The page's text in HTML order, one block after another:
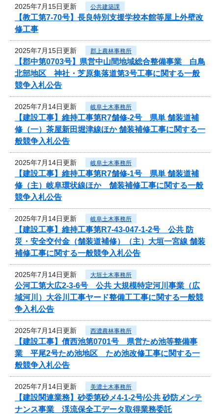
2025年7月15日更新 公共建築課
【教工第7-70号】長良特別支援学校本館等屋上外壁改
修工事
2025年7月15日更新 郡上農林事務所
【郡中第0703号】県営中山間地域総合整備事業 白鳥
北部地区 神社・芝原集落道第3号工事に関する一般
競争入札公告
2025年7月14日更新 岐阜土木事務所
【建設工事】維持工事第R7舗修-2号 県単 舗装道補
修（一）茶屋新田堀津線ほか 舗装補修工事に関する一
般競争入札公告
2025年7月14日更新 岐阜土木事務所
【建設工事】維持工事第R7舗修-1号 県単 舗装道補
修（主）岐阜環状線ほか 舗装補修工事に関する一般
競争入札公告
2025年7月14日更新 岐阜土木事務所
【建設工事】維持工事第R7-43-047-1-2号 公共 防
災・安全交付金（舗装道補修）（主）大垣一宮線 舗装
補修工事に関する一般競争入札公告
2025年7月14日更新 大垣土木事務所
公河工第大広2-3-6号 公共 大規模特定河川事業（広
域河川）大谷川工事ヤード整備工工事に関する一般競
争入札公告
2025年7月14日更新 西濃農林事務所
【建設工事】債西池第0701号 県営ため池等整備事
業 平尾2号ため池地区 ため池改修工事に関する一
般競争入札公告
2025年7月14日更新 美濃土木事務所
【建設関連業務】砂委第砂メ4-1-2号/公共 砂防メンテ
ナンス事業 渓流保全工データ取得業務委託